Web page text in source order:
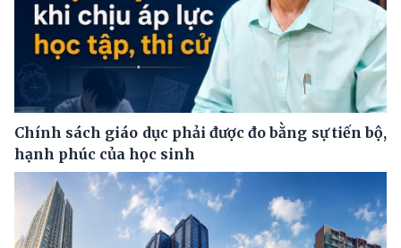
Chính sách giáo dục phải được đo bằng sự tiến bộ,
hạnh phúc của học sinh